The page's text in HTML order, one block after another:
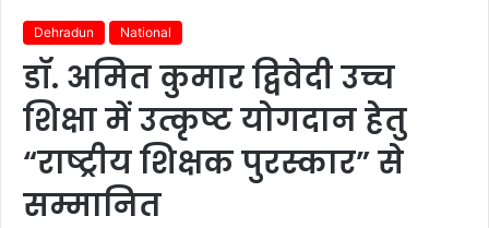
Dehradun National
डॉ. अमित कुमार द्विवेदी उच्च
शिक्षा में उत्कृष्ट योगदान हेतु
“राष्ट्रीय शिक्षक पुरस्कार” से
सम्मानित